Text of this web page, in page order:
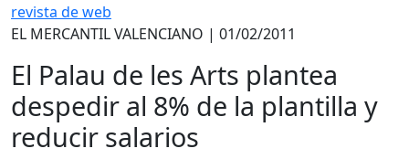
revista de web
EL MERCANTIL VALENCIANO | 01/02/2011
El Palau de les Arts plantea
despedir al 8% de la plantilla y
reducir salarios